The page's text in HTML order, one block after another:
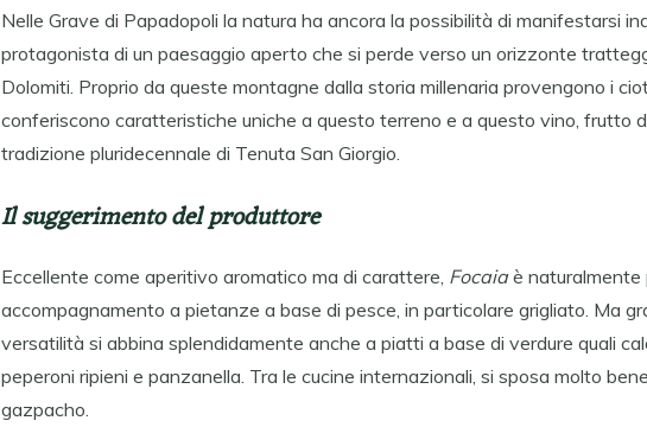
Nelle Grave di Papadopoli la natura ha ancora la possibilità di manifestarsi
protagonista di un paesaggio aperto che si perde verso un orizzonte
Dolomiti. Proprio da queste montagne dalla storia millenaria provengono i
conferiscono caratteristiche uniche a questo terreno e a questo vino, frutto
tradizione pluridecennale di Tenuta San Giorgio.
Il suggerimento del produttore
Eccellente come aperitivo aromatico ma di carattere, Focaiaè naturalmente
accompagnamento a pietanze a base di pesce, in particolare grigliato. Ma
versatilità si abbina splendidamente anche a piatti a base di verdure quali
peperoni ripieni e panzanella. Tra le cucine internazionali, si sposa molto
gazpacho.